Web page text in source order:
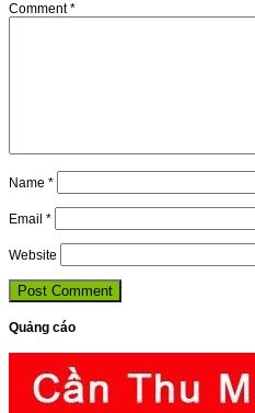
Comment*
Name *
Email *
Website
Quảng cáo